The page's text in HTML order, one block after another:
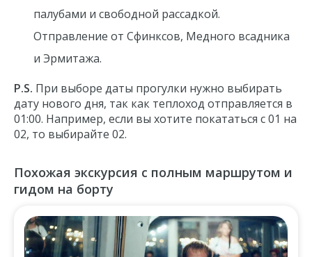
палубами и свободной рассадкой.
Отправление от Сфинксов, Медного всадника
и Эрмитажа.
P.S. При выборе даты прогулки нужно выбирать
дату нового дня, так как теплоход отправляется в
01:00. Например, если вы хотите покататься с 01 на
02, то выбирайте 02.
Похожая экскурсия с полным маршрутом и
гидом на борту